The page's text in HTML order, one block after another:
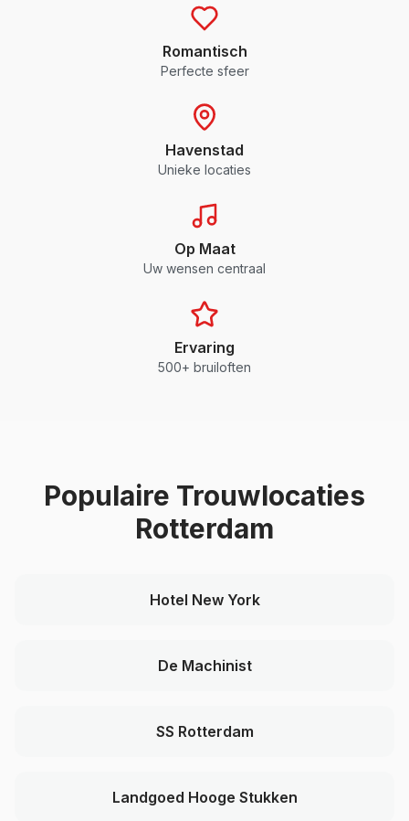
Romantisch
Perfecte sfeer
Havenstad
Unieke locaties
Op Maat
Uw wensen centraal
Ervaring
500+ bruiloften
Populaire Trouwlocaties
Rotterdam
Hotel New York
De Machinist
SS Rotterdam
Landgoed Hooge Stukken